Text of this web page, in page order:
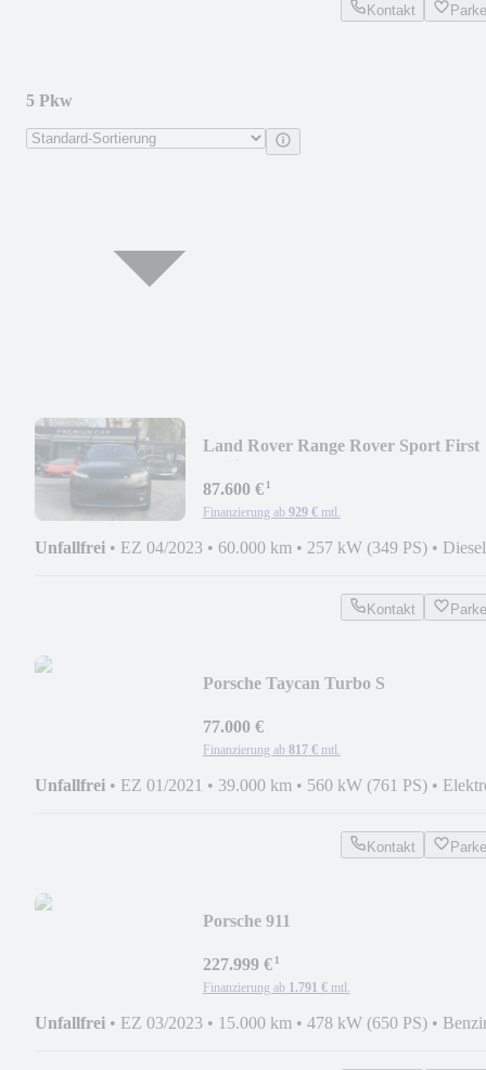
Kontakt
5 Pkw
Land Rover Range Rover Sport First
87.600 €¹
Finanzierung ab 929 € mtl.
Unfallfrei • EZ 04/2023 • 60.000 km • 257 kW (349 PS) • Diesel
Kontakt
Porsche Taycan Turbo S
77.000 €
Finanzierung ab 817 € mtl.
Unfallfrei • EZ 01/2021 • 39.000 km • 560 kW (761 PS) •
Kontakt
Porsche 911
227.999 €¹
Finanzierung ab 1.791 € mtl.
Unfallfrei • EZ 03/2023 • 15.000 km • 478 kW (650 PS) •